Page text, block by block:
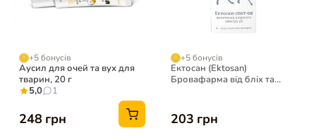
+5 бонусів
Аусил для очей та вух для
тварин, 20 г
5,0
1
248 грн
+5 бонусів
Ектосан (Ektosan)
Бровафарма від бліх та
203 грн